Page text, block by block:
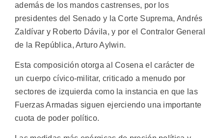
además de los mandos castrenses, por los
presidentes del Senado y la Corte Suprema, Andrés
Zaldívar y Roberto Dávila, y por el Contralor General
de la República, Arturo Aylwin.
Esta composición otorga al Cosena el carácter de
un cuerpo cívico-militar, criticado a menudo por
sectores de izquierda como la instancia en que las
Fuerzas Armadas siguen ejerciendo una importante
cuota de poder político.